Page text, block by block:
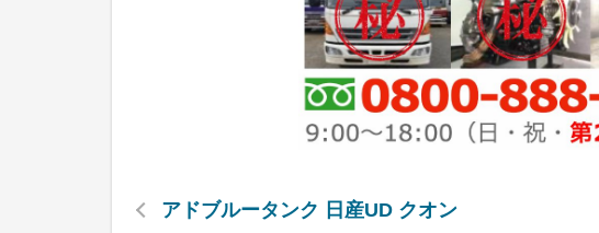
アドブルータンク 日産UD クオン